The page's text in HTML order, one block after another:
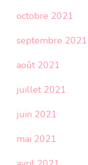
octobre 2021
septembre 2021
août 2021
juillet 2021
juin 2021
mai 2021